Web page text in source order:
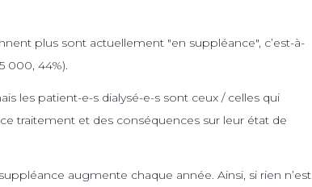
plus sont actuellement "en suppléance", c’est-à-
000, 44%).
les patient-e-s dialysé-e-s sont ceux / celles qui
traitement et des conséquences sur leur état de
augmente chaque année. Ainsi, si rien n’est